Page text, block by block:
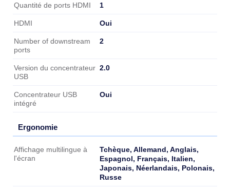
Quantité de ports HDMI 1
HDMI Oui
Number of downstream
ports
2
Version du concentrateur
USB
2.0
Concentrateur USB
intégré
Oui
Ergonomie
Ergonomie
Affichage multilingue à
l'écran
Tchèque, Allemand, Anglais,
Espagnol, Français, Italien,
Japonais, Néerlandais, Polonais,
Russe